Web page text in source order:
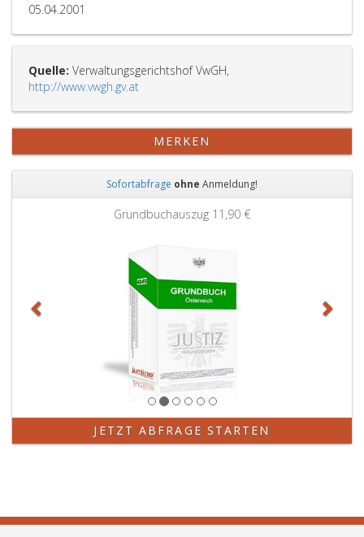
05.04.2001
Quelle: Verwaltungsgerichtshof VwGH,
http://www.vwgh.gv.at
MERKEN
Sofortabfrage ohne Anmeldung!
Grundbuchauszug 11,90 €
JETZT ABFRAGE STARTEN